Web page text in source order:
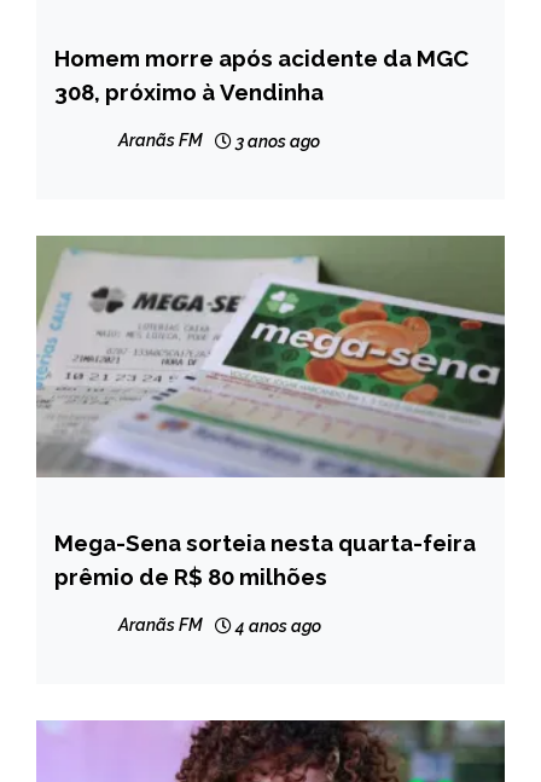
CAPELINHA
NOTÍCIAS
Homem morre após acidente da MGC
308, próximo à Vendinha
Aranãs FM 3 anos ago
BRASIL
NOTÍCIAS
Mega-Sena sorteia nesta quarta-feira
prêmio de R$ 80 milhões
Aranãs FM 4 anos ago